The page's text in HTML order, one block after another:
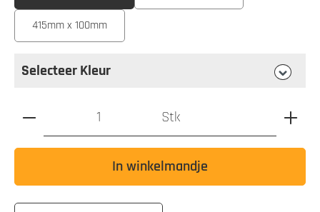
415mm x 100mm
Selecteer Kleur
Hoeveelheid product: Voer de gewenste waarde in of
Stk
In winkelmandje